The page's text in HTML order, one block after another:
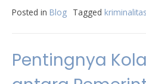
Posted in Blog Tagged
Pentingnya